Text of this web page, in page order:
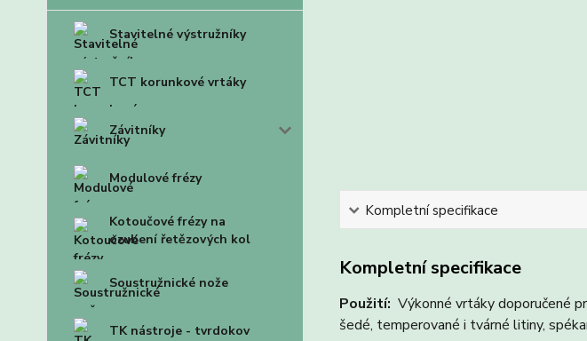
Stavitelné výstružníky
TCT korunkové vrtáky
Závitníky
Modulové frézy
Kotoučové frézy na
ozubení řetězových kol
Soustružnické nože
TK nástroje - tvrdokov
Kompletní specifikace
Kompletní specifikace
Použití: Výkonné vrtáky doporučené
šedé, temperované i tvárné litiny,